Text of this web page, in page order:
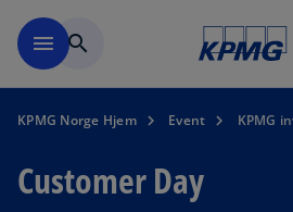
menu search
KPMG Norge Hjem Event KPMG
Customer Day